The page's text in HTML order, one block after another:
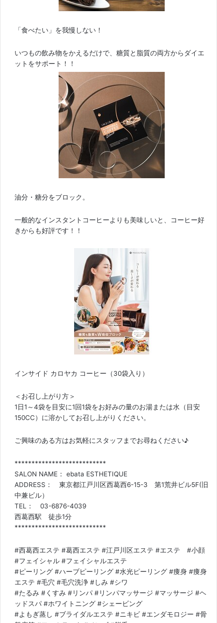
「食べたい」を我慢しない！
いつもの飲み物をかえるだけで、糖質と脂質の両方からダイエ
ットをサポート！！
油分・糖分をブロック。
一般的なインスタントコーヒーよりも美味しいと、コーヒー好
きからも好評です！！
インサイド カロヤカ コーヒー（30袋入り）
＜お召し上がり方＞
1日1～4袋を目安に1回1袋をお好みの量のお湯または水（目安
150CC）に溶かしてお召し上がりください。
ご興味のある方はお気軽にスタッフまでお尋ねください♪
***************************
SALON NAME： ebata ESTHETIQUE
ADDRESS： 東京都江戸川区西葛西6-15-3 第1荒井ビル5F(旧
中兼ビル）
TEL： 03-6876-4039
西葛西駅 徒歩1分
***************************
#西葛西エステ #葛西エステ #江戸川区エステ #エステ #小顔
#フェイシャル #フェイシャルエステ
#ピーリング #ハーブピーリング #水光ピーリング #痩身 #痩身
エステ #毛穴 #毛穴洗浄 #しみ #シワ
#たるみ #くすみ #リンパ #リンパマッサージ #マッサージ #ヘ
ッドスパ #ホワイトニング #シェービング
#よもぎ蒸し #ブライダルエステ #ニキビ #エンダモロジー #骨